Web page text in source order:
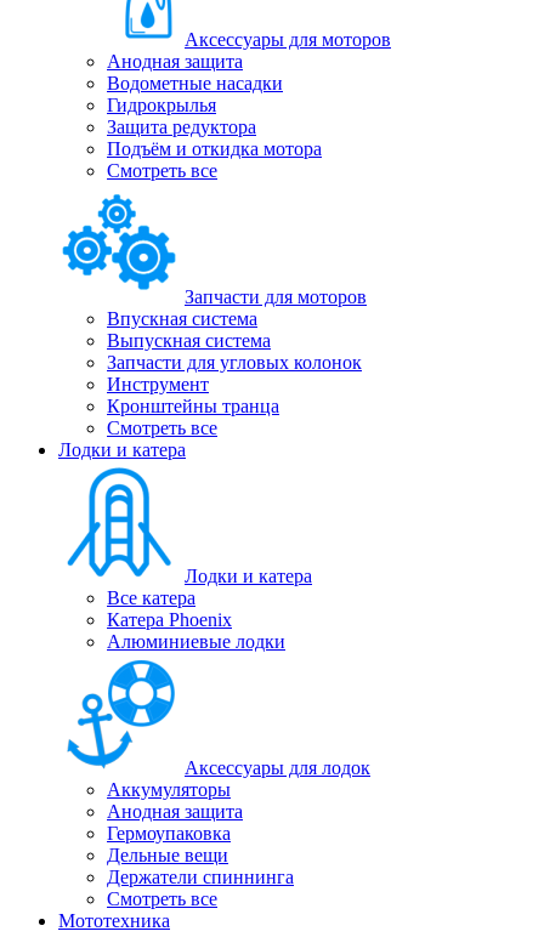
Аксессуары для моторов
Анодная защита
Водометные насадки
Гидрокрылья
Защита редуктора
Подъём и откидка мотора
Смотреть все
Запчасти для моторов
Впускная система
Выпускная система
Запчасти для угловых колонок
Инструмент
Кронштейны транца
Смотреть все
Лодки и катера
Лодки и катера
Все катера
Катера Phoenix
Алюминиевые лодки
Аксессуары для лодок
Аккумуляторы
Анодная защита
Гермоупаковка
Дельные вещи
Держатели спиннинга
Смотреть все
Мототехника